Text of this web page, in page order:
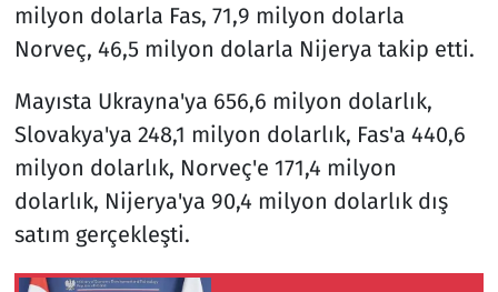
milyon dolarla Fas, 71,9 milyon dolarla
Norveç, 46,5 milyon dolarla Nijerya takip etti.
Mayısta Ukrayna'ya 656,6 milyon dolarlık,
Slovakya'ya 248,1 milyon dolarlık, Fas'a 440,6
milyon dolarlık, Norveç'e 171,4 milyon
dolarlık, Nijerya'ya 90,4 milyon dolarlık dış
satım gerçekleşti.